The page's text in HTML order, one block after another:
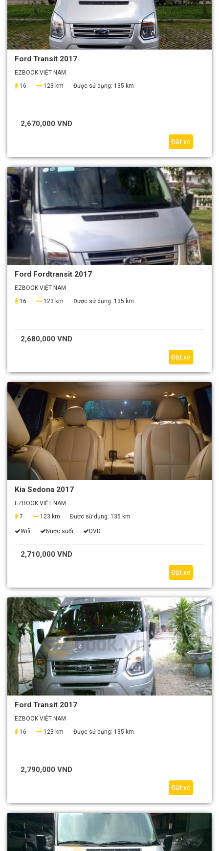
Ford Transit 2017
EZBOOK VIỆT NAM
16
123 km Được sử dụng: 135 km
2,670,000 VND
Đặt xe
Ford Fordtransit 2017
EZBOOK VIỆT NAM
16
123 km Được sử dụng: 135 km
2,680,000 VND
Đặt xe
Kia Sedona 2017
EZBOOK VIỆT NAM
7
123 km Được sử dụng: 135 km
Wifi Nước suối DVD
2,710,000 VND
Đặt xe
Ford Transit 2017
EZBOOK VIỆT NAM
16
123 km Được sử dụng: 135 km
2,790,000 VND
Đặt xe